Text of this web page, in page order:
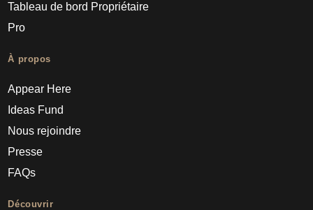
Tableau de bord Propriétaire
Pro
À propos
Appear Here
Ideas Fund
Nous rejoindre
Presse
FAQs
Découvrir